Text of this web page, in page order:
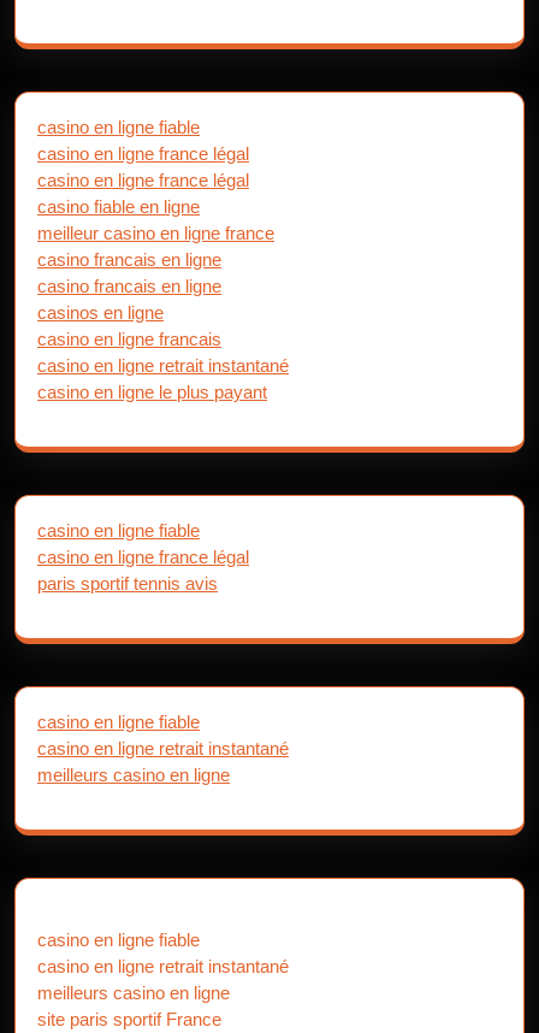
casino en ligne fiable
casino en ligne france légal
casino en ligne france légal
casino fiable en ligne
meilleur casino en ligne france
casino francais en ligne
casino francais en ligne
casinos en ligne
casino en ligne francais
casino en ligne retrait instantané
casino en ligne le plus payant
casino en ligne fiable
casino en ligne france légal
paris sportif tennis avis
casino en ligne fiable
casino en ligne retrait instantané
meilleurs casino en ligne
casino en ligne fiable
casino en ligne retrait instantané
meilleurs casino en ligne
site paris sportif France